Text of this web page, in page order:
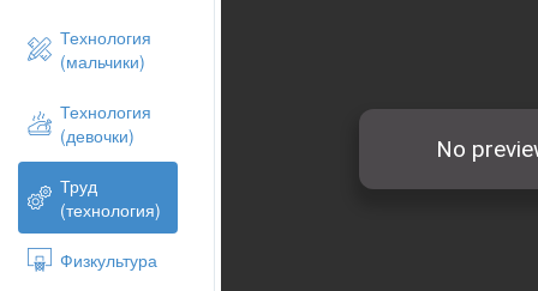
Технология
(мальчики)
Технология
(девочки)
Труд
(технология)
Физкультура